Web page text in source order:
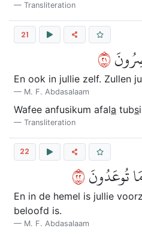
Transliteration
21
١٢
En ook in jullie zelf. Zullen
M. F. Abdasalaam
Wafee anfusikum afala tubs
Transliteration
22
تُوعَدُونَ٢٢
En in de hemel is jullie
beloofd is.
M. F. Abdasalaam